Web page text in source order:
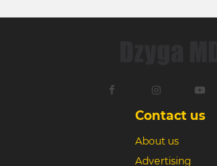
посиланням
Contact us
About us
Advertising